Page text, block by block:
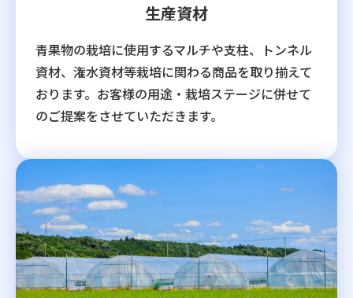
生産資材
青果物の栽培に使用するマルチや支柱、トンネル
資材、潅水資材等栽培に関わる商品を取り揃えて
おります。お客様の用途・栽培ステージに併せて
のご提案をさせていただきます。